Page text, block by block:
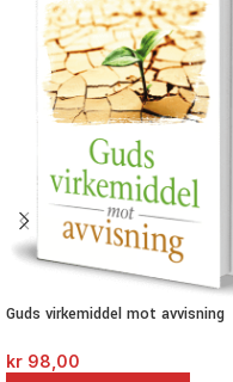
Guds virkemiddel mot avvisning
kr 98,00